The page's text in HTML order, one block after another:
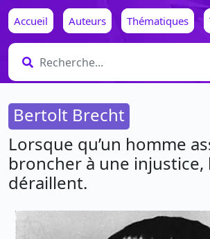
Accueil Auteurs Thématiques
Bertolt Brecht
Lorsque qu’un homme
broncher à une injustice,
déraillent.